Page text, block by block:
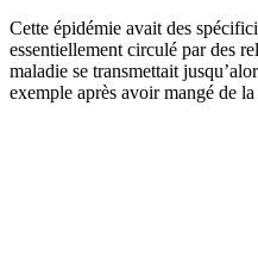
Cette épidémie avait des
essentiellement circulé par des
maladie se transmettait
exemple après avoir mangé de